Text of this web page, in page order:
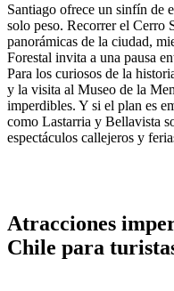
Santiago ofrece un sinfín de
solo peso. Recorrer el Cerro
panorámicas de la ciudad,
Forestal invita a una pausa
Para los curiosos de la
y la visita al Museo de la
imperdibles. Y si el plan es
como Lastarria y Bellavista
espectáculos callejeros y
Atracciones
Chile para